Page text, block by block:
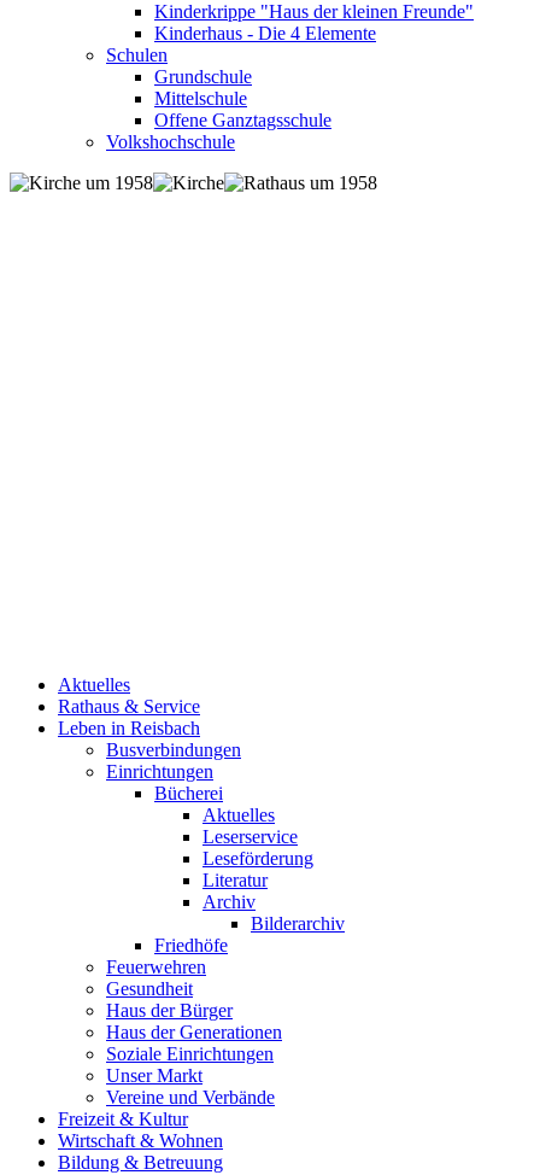
Kinderkrippe "Haus der kleinen Freunde"
Kinderhaus - Die 4 Elemente
Schulen
Grundschule
Mittelschule
Offene Ganztagsschule
Volkshochschule
Aktuelles
Rathaus & Service
Leben in Reisbach
Busverbindungen
Einrichtungen
Bücherei
Aktuelles
Leserservice
Leseförderung
Literatur
Archiv
Bilderarchiv
Friedhöfe
Feuerwehren
Gesundheit
Haus der Bürger
Haus der Generationen
Soziale Einrichtungen
Unser Markt
Vereine und Verbände
Freizeit & Kultur
Wirtschaft & Wohnen
Bildung & Betreuung